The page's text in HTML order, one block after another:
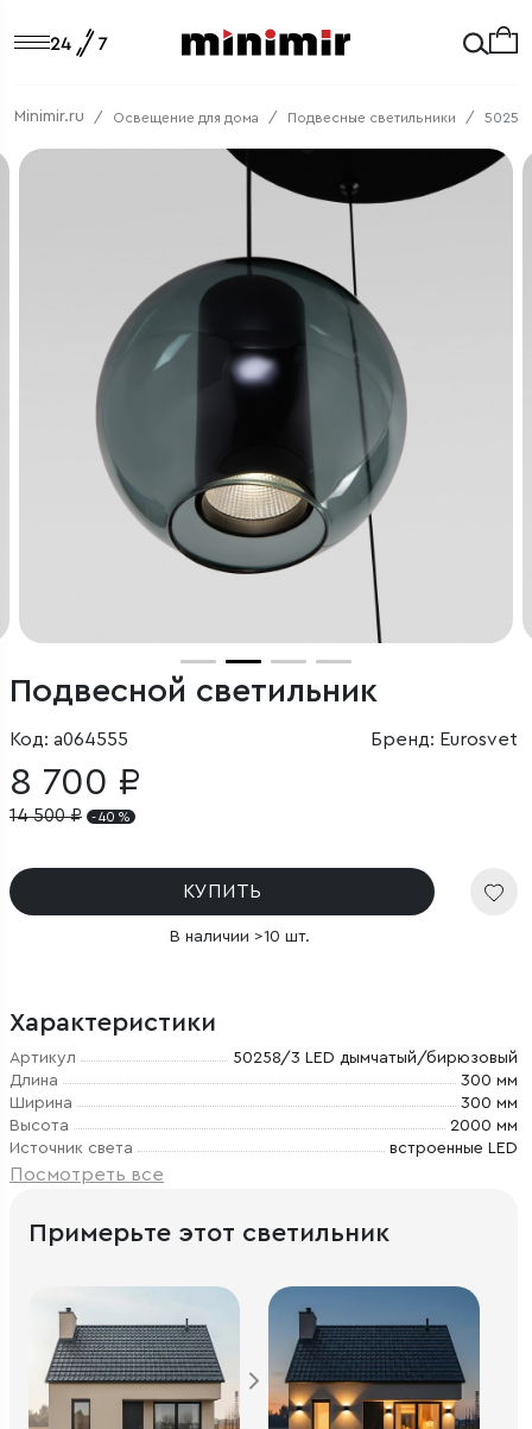
Minimir.ru Освещение для дома Подвесные светильники
Подвесной светильник
Код: a064555 Бренд: Eurosvet
8 700 ₽
14 500₽ - 40 %
КУПИТЬ
В наличии >10 шт.
Характеристики
Артикул
50258/3 LED дымчатый/бирюзовый
Длина
300 мм
Ширина
300 мм
Высота
2000 мм
Источник света
встроенные LED
Посмотреть все
Примерьте этот светильник